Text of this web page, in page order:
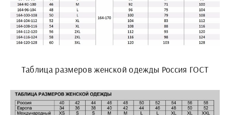
Таблица размеров женской одежды Россия ГОСТ